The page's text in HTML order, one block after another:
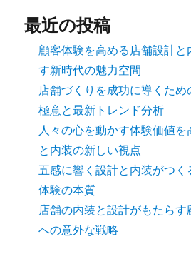
最近の投稿
顧客体験を高める店舗設計と
す新時代の魅力空間
店舗づくりを成功に導くた
極意と最新トレンド分析
人々の心を動かす体験価値
と内装の新しい視点
五感に響く設計と内装がつく
体験の本質
店舗の内装と設計がもたら
への意外な戦略